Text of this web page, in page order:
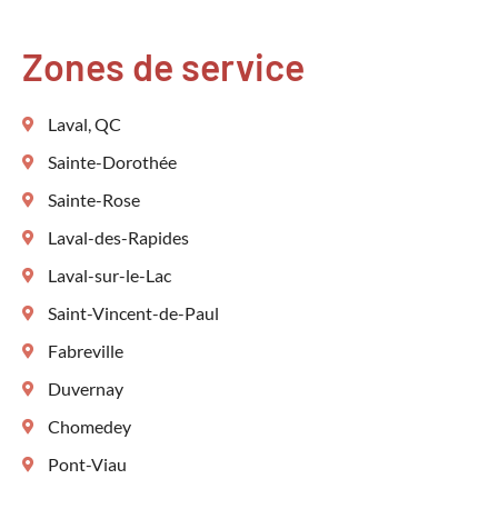
Zones de service
Laval, QC
Sainte-Dorothée
Sainte-Rose
Laval-des-Rapides
Laval-sur-le-Lac
Saint-Vincent-de-Paul
Fabreville
Duvernay
Chomedey
Pont-Viau